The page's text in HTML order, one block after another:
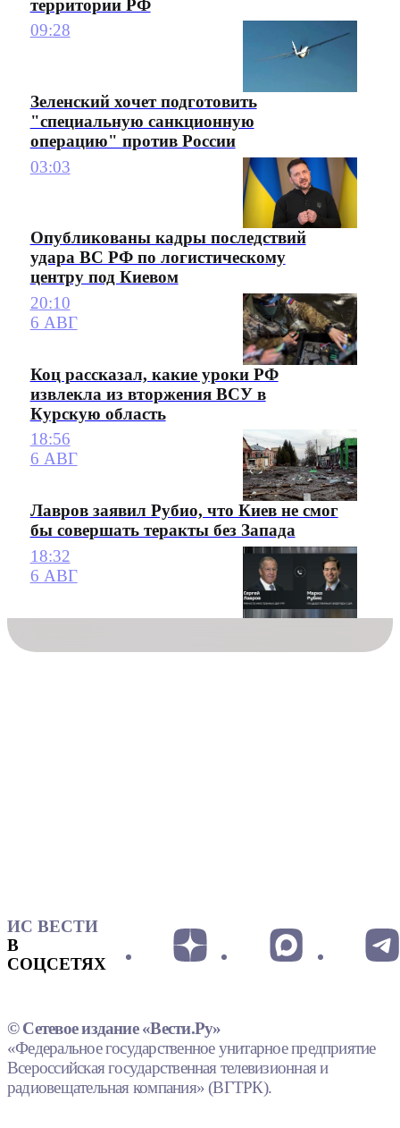
территории РФ
09:28
Зеленский хочет подготовить
"специальную санкционную
операцию" против России
03:03
Опубликованы кадры последствий
удара ВС РФ по логистическому
центру под Киевом
20:10
6 АВГ
Коц рассказал, какие уроки РФ
извлекла из вторжения ВСУ в
Курскую область
18:56
6 АВГ
Лавров заявил Рубио, что Киев не смог
бы совершать теракты без Запада
18:32
6 АВГ
ИС ВЕСТИ
В
СОЦСЕТЯХ
© Сетевое издание «Вести.Ру»
«Федеральное государственное унитарное предприятие
Всероссийская государственная телевизионная и
радиовещательная компания» (ВГТРК).